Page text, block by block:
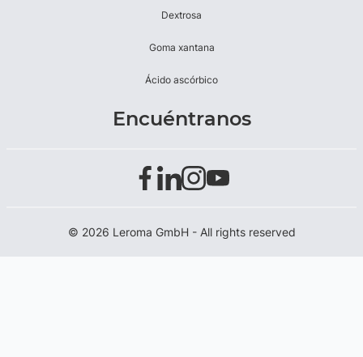
Dextrosa
Goma xantana
Ácido ascórbico
Encuéntranos
© 2026 Leroma GmbH - All rights reserved